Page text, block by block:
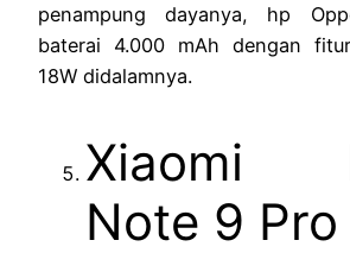
penampung dayanya, hp
baterai 4.000 mAh dengan
18W didalamnya.
Xiaomi
Note 9 Pro